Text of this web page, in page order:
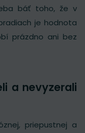
báť toho, že v
je hodnota
prázdno ani bez
a nevyzerali
priepustnej a